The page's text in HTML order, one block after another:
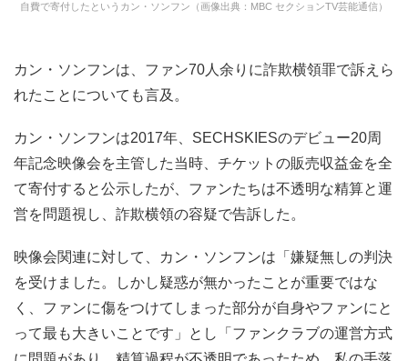
自費で寄付したというカン・ソンフン（画像出典：MBC セクションTV芸能通信）
カン・ソンフンは、ファン70人余りに詐欺横領罪で訴えら
れたことについても言及。
カン・ソンフンは2017年、SECHSKIESのデビュー20周
年記念映像会を主管した当時、チケットの販売収益金を全
て寄付すると公示したが、ファンたちは不透明な精算と運
営を問題視し、詐欺横領の容疑で告訴した。
映像会関連に対して、カン・ソンフンは「嫌疑無しの判決
を受けました。しかし疑惑が無かったことが重要ではな
く、ファンに傷をつけてしまった部分が自身やファンにと
って最も大きいことです」とし「ファンクラブの運営方式